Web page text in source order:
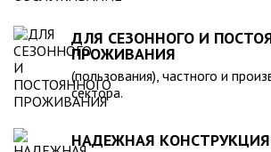
ДЛЯ СЕЗОННОГО И
ПРОЖИВАНИЯ
(пользования), частного и
сектора.
НАДЕЖНАЯ КОНСТРУКЦИЯ